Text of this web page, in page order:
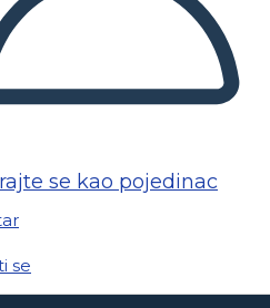
se kao pojedinac
se